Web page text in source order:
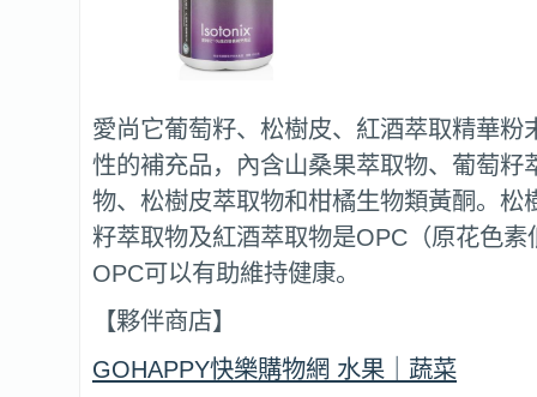
愛尚它葡萄籽、松樹皮、紅酒萃取精華粉
性的補充品，內含山桑果萃取物、葡萄籽
物、松樹皮萃取物和柑橘生物類黃酮。松
籽萃取物及紅酒萃取物是OPC（原花色素
OPC可以有助維持健康。
【夥伴商店】
GOHAPPY快樂購物網 水果｜蔬菜